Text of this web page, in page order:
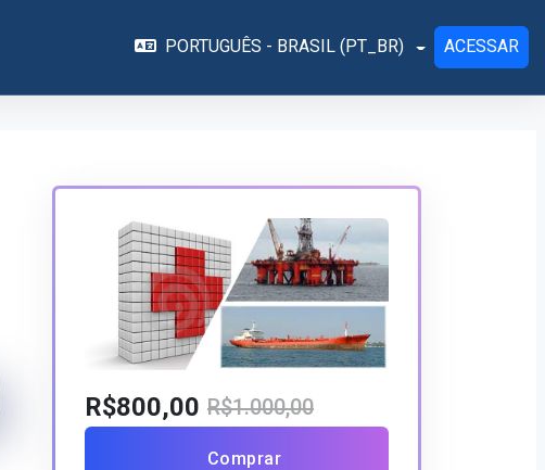
PORTUGUÊS - BRASIL ‎(PT_BR)‎ ACESSAR
R$800,00 R$1.000,00
Comprar